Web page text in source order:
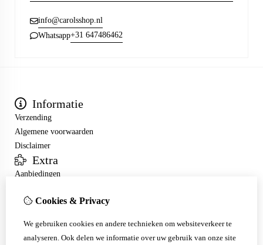
info@carolsshop.nl
Whatsapp+31 647486462
Informatie
Verzending
Algemene voorwaarden
Disclaimer
Extra
Aanbiedingen
Inloggen
Nieuwsbrief
Cookies & Privacy
We gebruiken cookies en andere technieken om websiteverkeer te
analyseren. Ook delen we informatie over uw gebruik van onze site